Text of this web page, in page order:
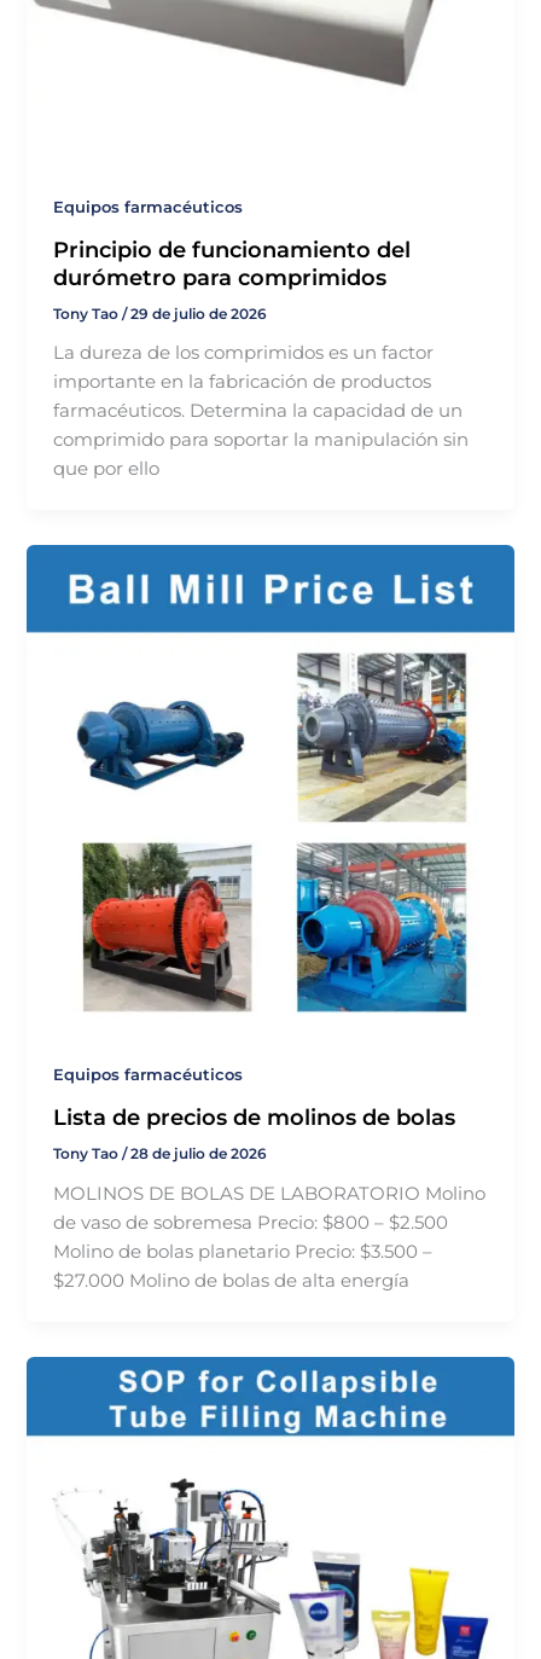
Equipos farmacéuticos
Principio de funcionamiento del
durómetro para comprimidos
Tony Tao/29 de julio de 2026
La dureza de los comprimidos es un factor
importante en la fabricación de productos
farmacéuticos. Determina la capacidad de un
comprimido para soportar la manipulación sin
que por ello
Equipos farmacéuticos
Lista de precios de molinos de bolas
Tony Tao/28 de julio de 2026
MOLINOS DE BOLAS DE LABORATORIO Molino
de vaso de sobremesa Precio: $800 – $2.500
Molino de bolas planetario Precio: $3.500 –
$27.000 Molino de bolas de alta energía